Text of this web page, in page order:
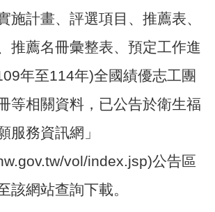
施計畫、評選項目、推薦表、
推薦名冊彙整表、預定工作進
年至114年)全國績優志工團
等相關資料，已公告於衛生福
服務資訊網」
vol/index.jsp)公告區
該網站查詢下載。